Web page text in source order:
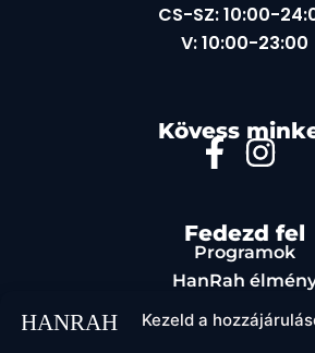
Kezeld a
CS-SZ: 10:00-
V: 10:00-23:00
Kövess
Fedezd fel
Programok
HanRah